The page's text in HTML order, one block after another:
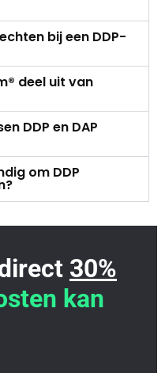
bij een DDP-
deel uit van
DDP en DAP
om DDP
30%
kan